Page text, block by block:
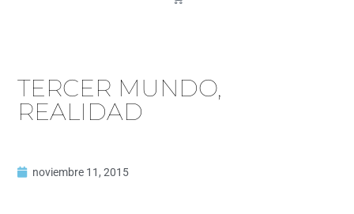
TERCER MUNDO,
REALIDAD
noviembre 11, 2015